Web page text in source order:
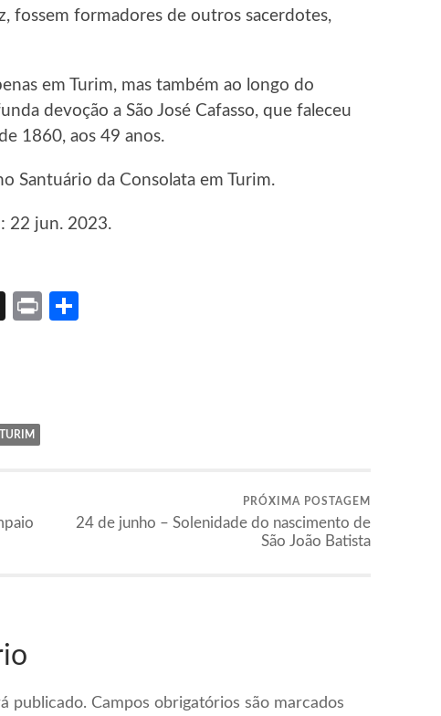
fossem formadores de outros sacerdotes,
em Turim, mas também ao longo do
devoção a São José Cafasso, que faleceu
1860, aos 49 anos.
Santuário da Consolata em Turim.
22 jun. 2023.
X Print
TURIM
PRÓXIMA POSTAGEM
24 de junho – Solenidade do nascimento de
São João Batista
publicado. Campos obrigatórios são marcados